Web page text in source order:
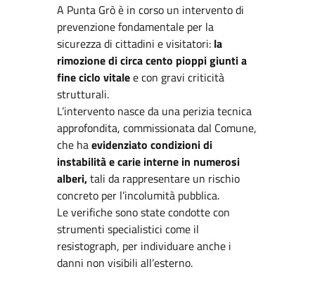
A Punta Grò è in corso un intervento di
prevenzione fondamentale per la
sicurezza di cittadini e visitatori: la
rimozione di circa cento pioppi giunti a
fine ciclo vitalee con gravi criticità
strutturali.
L’intervento nasce da una perizia tecnica
approfondita, commissionata dal Comune,
che haevidenziato condizioni di
instabilità e carie interne in numerosi
alberi,tali da rappresentare un rischio
concreto per l’incolumità pubblica.
Le verifiche sono state condotte con
strumenti specialistici come il
resistograph, per individuare anche i
danni non visibili all’esterno.